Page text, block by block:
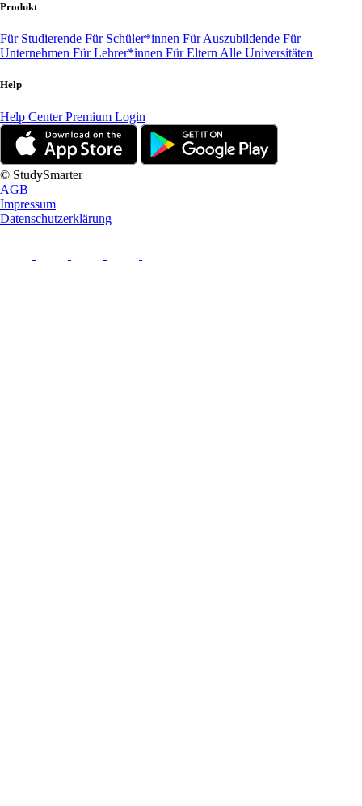
Produkt
Für Studierende Für Schüler*innen Für Auszubildende Für
Unternehmen Für Lehrer*innen Für Eltern Alle Universitäten
Help
Help CenterPremium Login
© StudySmarter
AGB
Impressum
Datenschutzerklärung